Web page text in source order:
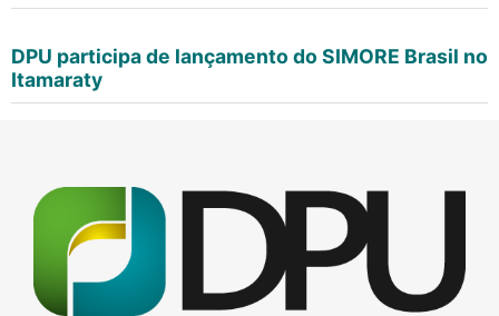
DPU participa de lançamento do SIMORE Brasil no
Itamaraty